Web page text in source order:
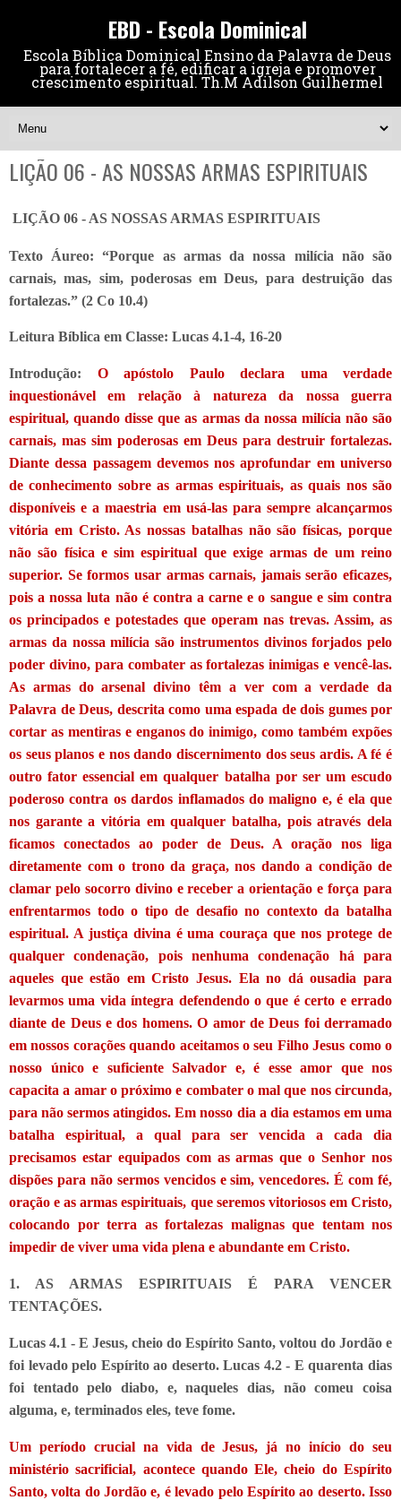
EBD - Escola Dominical
Escola Bíblica Dominical Ensino da Palavra de Deus
para fortalecer a fé, edificar a igreja e promover
crescimento espiritual. Th.M Adilson Guilhermel
LIÇÃO 06 - AS NOSSAS ARMAS ESPIRITUAIS
LIÇÃO 06 - AS NOSSAS ARMAS ESPIRITUAIS
Texto Áureo: “Porque as armas da nossa milícia não são
carnais, mas, sim, poderosas em Deus, para destruição das
fortalezas.” (2 Co 10.4)
Leitura Bíblica em Classe: Lucas 4.1-4, 16-20
Introdução: O apóstolo Paulo declara uma verdade
inquestionável em relação à natureza da nossa guerra
espiritual, quando disse que as armas da nossa milícia não são
carnais, mas sim poderosas em Deus para destruir fortalezas.
Diante dessa passagem devemos nos aprofundar em universo
de conhecimento sobre as armas espirituais, as quais nos são
disponíveis e a maestria em usá-las para sempre alcançarmos
vitória em Cristo. As nossas batalhas não são físicas, porque
não são física e sim espiritual que exige armas de um reino
superior. Se formos usar armas carnais, jamais serão eficazes,
pois a nossa luta não é contra a carne e o sangue e sim contra
os principados e potestades que operam nas trevas. Assim, as
armas da nossa milícia são instrumentos divinos forjados pelo
poder divino, para combater as fortalezas inimigas e vencê-las.
As armas do arsenal divino têm a ver com a verdade da
Palavra de Deus, descrita como uma espada de dois gumes por
cortar as mentiras e enganos do inimigo, como também expões
os seus planos e nos dando discernimento dos seus ardis. A fé é
outro fator essencial em qualquer batalha por ser um escudo
poderoso contra os dardos inflamados do maligno e, é ela que
nos garante a vitória em qualquer batalha, pois através dela
ficamos conectados ao poder de Deus. A oração nos liga
diretamente com o trono da graça, nos dando a condição de
clamar pelo socorro divino e receber a orientação e força para
enfrentarmos todo o tipo de desafio no contexto da batalha
espiritual. A justiça divina é uma couraça que nos protege de
qualquer condenação, pois nenhuma condenação há para
aqueles que estão em Cristo Jesus. Ela no dá ousadia para
levarmos uma vida íntegra defendendo o que é certo e errado
diante de Deus e dos homens. O amor de Deus foi derramado
em nossos corações quando aceitamos o seu Filho Jesus como o
nosso único e suficiente Salvador e, é esse amor que nos
capacita a amar o próximo e combater o mal que nos circunda,
para não sermos atingidos. Em nosso dia a dia estamos em uma
batalha espiritual, a qual para ser vencida a cada dia
precisamos estar equipados com as armas que o Senhor nos
dispões para não sermos vencidos e sim, vencedores. É com fé,
oração e as armas espirituais, que seremos vitoriosos em Cristo,
colocando por terra as fortalezas malignas que tentam nos
impedir de viver uma vida plena e abundante em Cristo.
1. AS ARMAS ESPIRITUAIS É PARA VENCER
TENTAÇÕES.
Lucas 4.1 - E Jesus, cheio do Espírito Santo, voltou do Jordão e
foi levado pelo Espírito ao deserto. Lucas 4.2 - E quarenta dias
foi tentado pelo diabo, e, naqueles dias, não comeu coisa
alguma, e, terminados eles, teve fome.
Um período crucial na vida de Jesus, já no início do seu
ministério sacrificial, acontece quando Ele, cheio do Espírito
Santo, volta do Jordão e, é levado pelo Espírito ao deserto. Isso